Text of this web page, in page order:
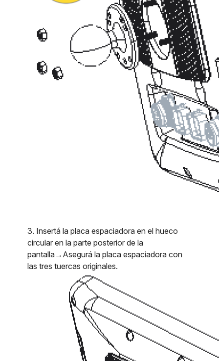
3. Insertá la placa espaciadora en el hueco
circular en la parte posterior de la
pantalla→Asegurá la placa espaciadora con
las tres tuercas originales.